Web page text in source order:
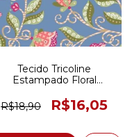
Tecido Tricoline
Estampado Floral
150CM
R$18,90 R$16,05